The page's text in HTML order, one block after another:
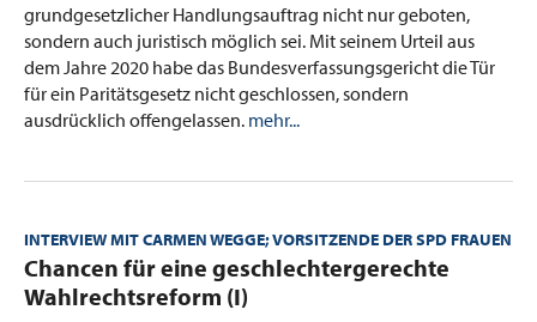
grundgesetzlicher Handlungsauftrag nicht nur geboten,
sondern auch juristisch möglich sei. Mit seinem Urteil aus
dem Jahre 2020 habe das Bundesverfassungsgericht die Tür
für ein Paritätsgesetz nicht geschlossen, sondern
ausdrücklich offengelassen. mehr...
INTERVIEW MIT CARMEN WEGGE; VORSITZENDE DER SPD FRAUEN
:Chancen für eine geschlechtergerechte
Wahlrechtsreform (I)